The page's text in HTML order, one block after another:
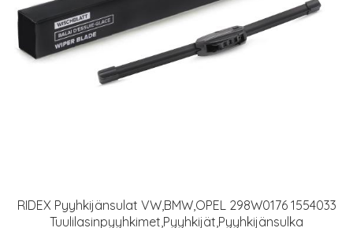
RIDEX Pyyhkijänsulat VW,BMW,OPEL 298W0176 1554033
Tuulilasinpyyhkimet,Pyyhkijät,Pyyhkijänsulka